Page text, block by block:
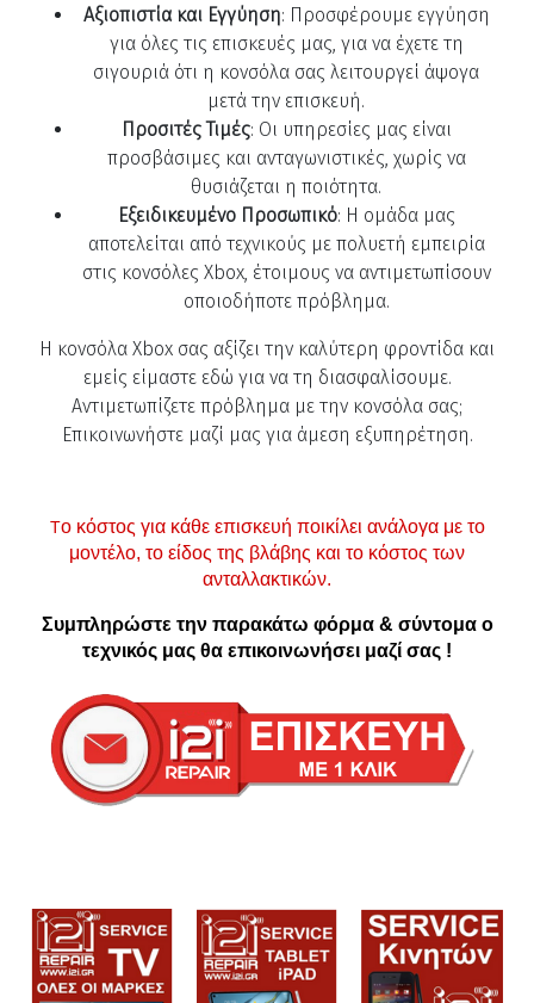
Αξιοπιστία και Εγγύηση: Προσφέρουμε εγγύηση
για όλες τις επισκευές μας, για να έχετε τη
σιγουριά ότι η κονσόλα σας λειτουργεί άψογα
μετά την επισκευή.
Προσιτές Τιμές: Οι υπηρεσίες μας είναι
προσβάσιμες και ανταγωνιστικές, χωρίς να
θυσιάζεται η ποιότητα.
Εξειδικευμένο Προσωπικό: Η ομάδα μας
αποτελείται από τεχνικούς με πολυετή εμπειρία
στις κονσόλες Xbox, έτοιμους να αντιμετωπίσουν
οποιοδήποτε πρόβλημα.
Η κονσόλα Xbox σας αξίζει την καλύτερη φροντίδα και
εμείς είμαστε εδώ για να τη διασφαλίσουμε.
Αντιμετωπίζετε πρόβλημα με την κονσόλα σας;
Επικοινωνήστε μαζί μας για άμεση εξυπηρέτηση.
Το κόστος για κάθε επισκευή ποικίλει ανάλογα με το
μοντέλο, το είδος της βλάβης και το κόστος των
ανταλλακτικών.
Συμπληρώστε την παρακάτω φόρμα & σύντομα ο
τεχνικός μας θα επικοινωνήσει μαζί σας !